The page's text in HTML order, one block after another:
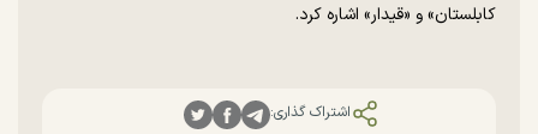
کابلستان» و «قیدار» اشاره کرد.
اشتراک گذاری: